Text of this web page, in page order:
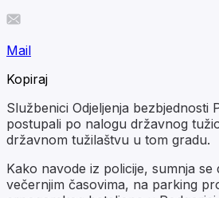
Mail
Kopiraj
Službenici Odjeljenja bezbjednosti
postupali po nalogu državnog
državnom tužilaštvu u tom gradu.
Kako navode iz policije, sumnja se
večernjim časovima, na parking